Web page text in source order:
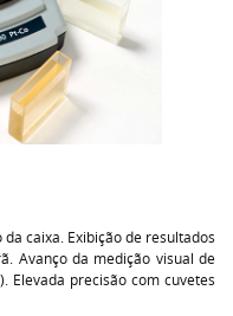
caixa. Exibição de resultados
Avanço da medição visual de
Elevada precisão com cuvetes